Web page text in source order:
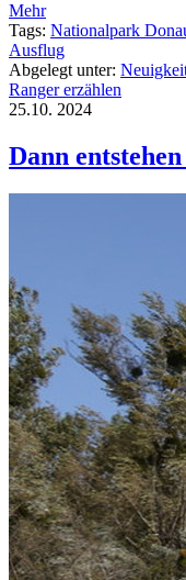
Mehr
Tags: Nationalpark
Ausflug
Abgelegt unter:
Ranger erzählen
25.10. 2024
Dann